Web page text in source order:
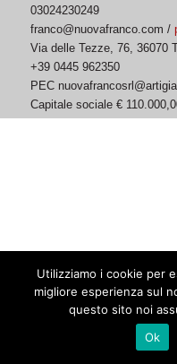
03024230249
franco@nuovafranco.com /
Via delle Tezze, 76, 36070
+39 0445 962350
PEC
Capitale sociale €
Utilizziamo i cookie per
migliore esperienza sul
questo sito noi
Ok